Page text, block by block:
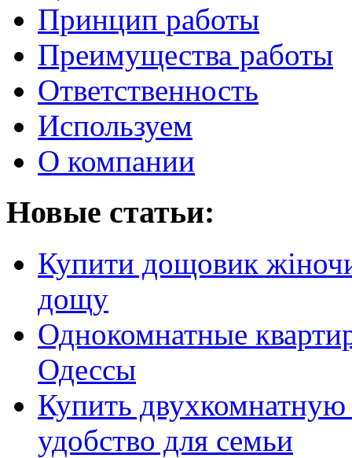
Принцип работы
Преимущества работы
Ответственность
Используем
О компании
Новые статьи:
Купити дощовик
дощу
Однокомнатные
Одессы
Купить
удобство для семьи